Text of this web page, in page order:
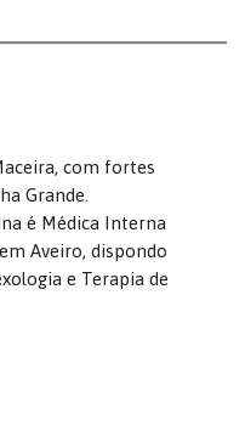
com fortes
Grande.
é Médica Interna
Aveiro, dispondo
e Terapia de